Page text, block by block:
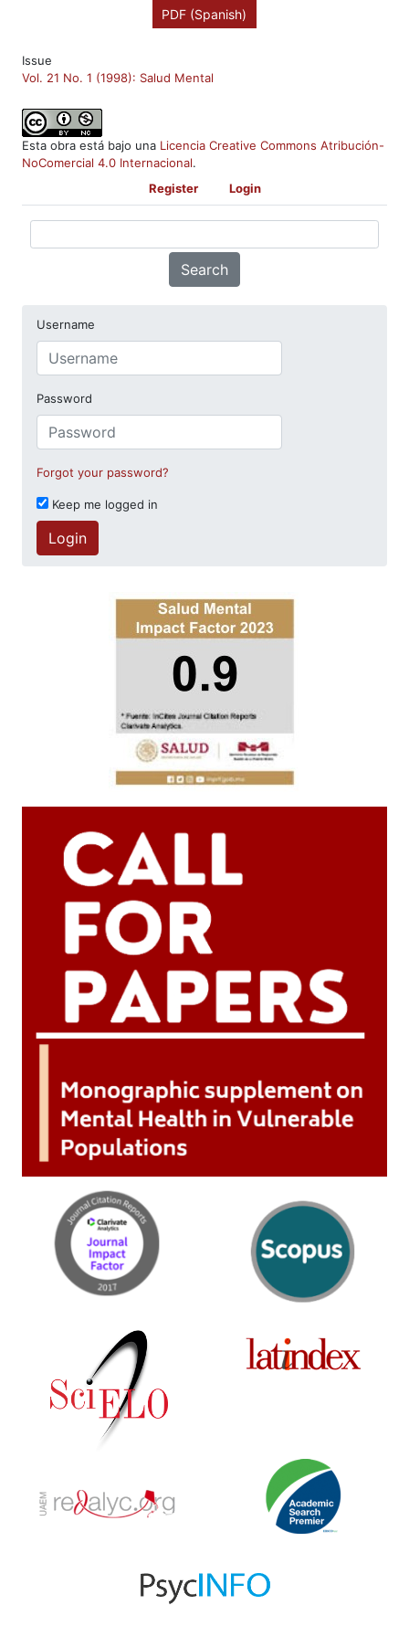
PDF (Spanish)
Issue
Vol. 21 No. 1 (1998): Salud Mental
Esta obra está bajo una Licencia Creative Commons Atribución-
NoComercial 4.0 Internacional.
Register
Login
Search
Username
Password
Forgot your password?
Keep me logged in
Login